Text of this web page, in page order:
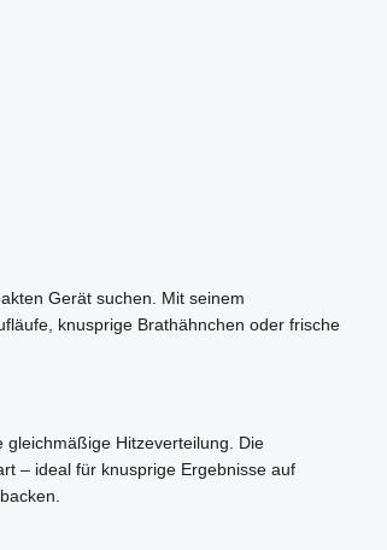
Gerät suchen. Mit seinem
knusprige Brathähnchen oder frische
gleichmäßige Hitzeverteilung. Die
– ideal für knusprige Ergebnisse auf